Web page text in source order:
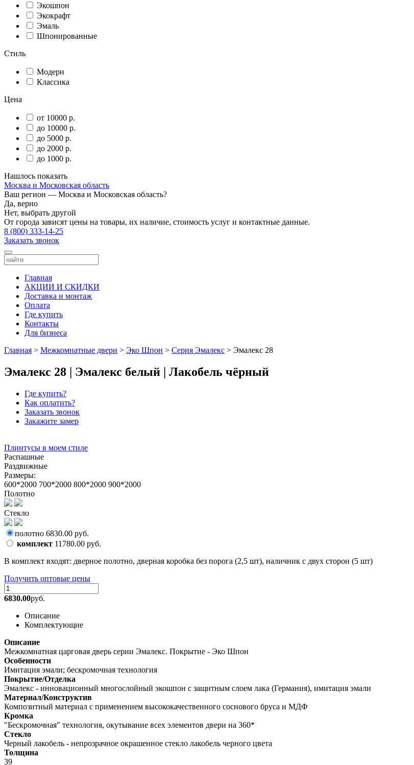
Экошпон
Экокрафт
Эмаль
Шпонированные
Стиль
Модерн
Классика
Цена
от 10000 р.
до 10000 р.
до 5000 р.
до 2000 р.
до 1000 р.
Нашлось показать
Москва и Московская область
Ваш регион — Москва и Московская область?
Да, верно
Нет, выбрать другой
От города зависят цены на товары, их наличие, стоимость услуг и контактные данные.
8 (800) 333-14-25
Заказать звонок
Главная
АКЦИИ И СКИДКИ
Доставка и монтаж
Оплата
Где купить
Контакты
Для бизнеса
Главная > Межкомнатные двери > Эко Шпон > Серия Эмалекс > Эмалекс 28
Эмалекс 28 | Эмалекс белый | Лакобель чёрный
Где купить?
Как оплатить?
Заказать звонок
Закажите замер
Плинтусы в моем стиле
Распашные
Раздвижные
Размеры:
600*2000 700*2000 800*2000 900*2000
Полотно
Стекло
полотно 6830.00 руб.
комплект 11780.00 руб.
В комплект входят: дверное полотно, дверная коробка без порога (2,5 шт), наличник с двух сторон (5 шт)
Получить оптовые цены
6830.00руб.
Описание
Комплектующие
Описание
Межкомнатная царговая дверь серии Эмалекс. Покрытие - Эко Шпон
Особенности
Имитация эмали; бескромочная технология
Покрытие/Отделка
Эмалекс - инновационный многослойный экошпон с защитным слоем лака (Германия), имитация эмали
Материал/Конструктив
Композитный материал с применением высококачественного соснового бруса и МДФ
Кромка
"Бескромочная" технология, окутывание всех элементов двери на 360*
Стекло
Черный лакобель - непрозрачное окрашенное стекло лакобель черного цвета
Толщина
39